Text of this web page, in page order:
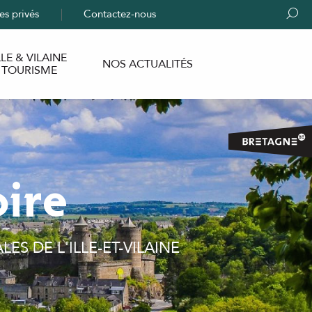
privés Contactez-nous
& VILAINE
TOURISME
NOS ACTUALITÉS
DE L'ILLE-ET-VILAINE